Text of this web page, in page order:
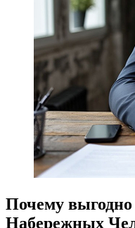
Почему
Набережных